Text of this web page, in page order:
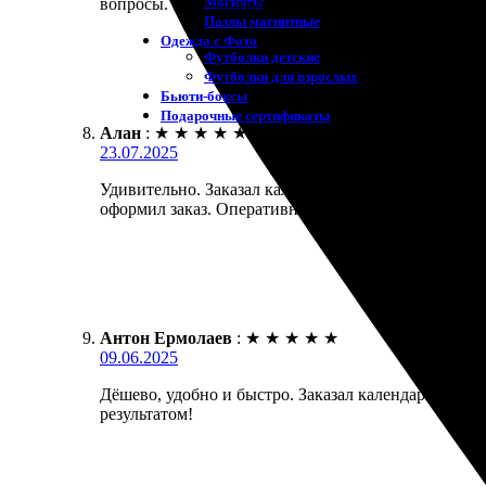
Пазлы магнитные
Одежда с Фото
Футболки детские
Футболки для взрослых
Бьюти-боксы
Подарочные сертификаты
вопросы. Буду заказывать снова.
Алан : ★ ★ ★ ★ ★
23.07.2025
Удивительно. Заказал календарь на заказ. Всё
оформил заказ. Оперативно перезвонили,
Антон Ермолаев : ★ ★ ★ ★ ★
09.06.2025
Дёшево, удобно и быстро. Заказал календарь с
результатом!